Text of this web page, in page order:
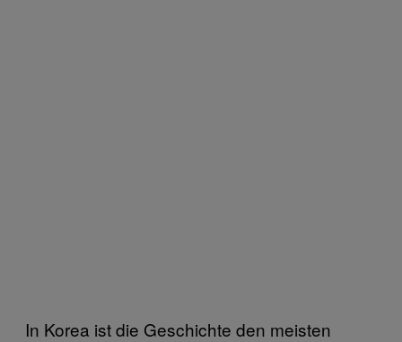
In Korea ist die Geschichte den meisten